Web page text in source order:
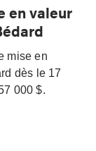
en valeur
mise en
dès le 17
000 $.